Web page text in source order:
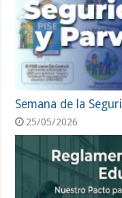
Semana de la
25/05/2026